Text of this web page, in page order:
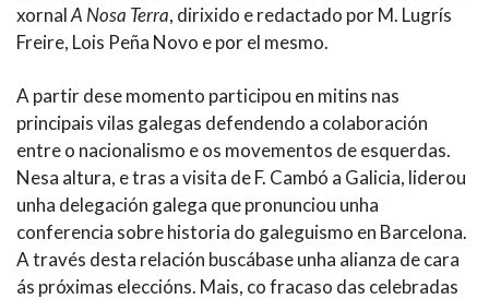
xornalA Nosa Terra, dirixido e redactado por M. Lugrís
Freire, Lois Peña Novo e por el mesmo.
A partir dese momento participou en mitins nas
principais vilas galegas defendendo a colaboración
entre o nacionalismo e os movementos de esquerdas.
Nesa altura, e tras a visita de F. Cambó a Galicia, liderou
unha delegación galega que pronunciou unha
conferencia sobre historia do galeguismo en Barcelona.
A través desta relación buscábase unha alianza de cara
ás próximas eleccións. Mais, co fracaso das celebradas